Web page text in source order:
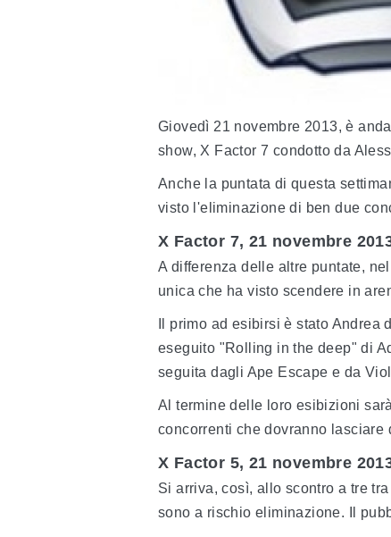
Giovedì 21 novembre 2013, è
show, X Factor 7 condotto da
Anche la puntata di questa
visto l'eliminazione di ben due
X Factor 7, 21 novembre
A differenza delle altre puntate,
unica che ha visto scendere in
Il primo ad esibirsi è stato
eseguito "Rolling in the deep" di
seguita dagli Ape Escape e da
Al termine delle loro esibizioni
concorrenti che dovranno lasciare
X Factor 5, 21 novembre
Si arriva, così, allo scontro a tre
sono a rischio eliminazione. Il